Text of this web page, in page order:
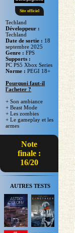
Site officiel
Techland
Développeur :
Techland
Date de sortie : 18
septembre 2025
Genre :FPS
Supports :
PC PS5 Xbox Series
Norme :PEGI 18+
Pourquoi faut-il
l'acheter ?
+ Son ambiance
+ Beast Mode
+ Les zombies
+ Le gameplay et les
armes
Note
finale :
16/20
AUTRES TESTS